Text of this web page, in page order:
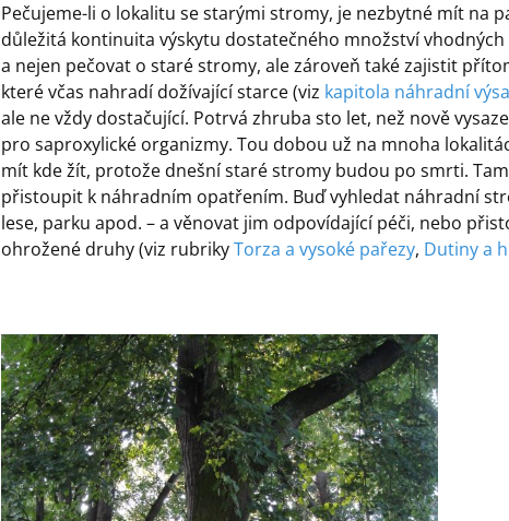
Pečujeme-li o lokalitu se starými stromy, je nezbytné mít na
důležitá kontinuita výskytu dostatečného množství
a nejen pečovat o staré stromy, ale zároveň také zajistit
které včas nahradí dožívající starce (viz kapitola náhradní
ale ne vždy dostačující. Potrvá zhruba sto let, než nově
pro saproxylické organizmy. Tou dobou už na mnoha
mít kde žít, protože dnešní staré stromy budou po smrti.
přistoupit k náhradním opatřením. Buď vyhledat náhradní
lese, parku apod. – a věnovat jim odpovídající péči, nebo
ohrožené druhy (viz rubrikyTorza a vysoké pařezy, Dutiny a